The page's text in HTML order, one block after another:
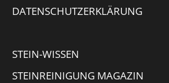
in
in
in
opens
window
DATENSCHUTZERKLÄRUNG
STEIN-WISSEN
STEINREINIGUNG MAGAZIN